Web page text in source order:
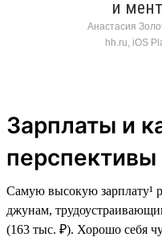
и
Анастасия
hh.ru, iOS
Зарплаты и
Самую высокую зарплату¹
джунам,
(163 тыс. ₽). Хорошо себя